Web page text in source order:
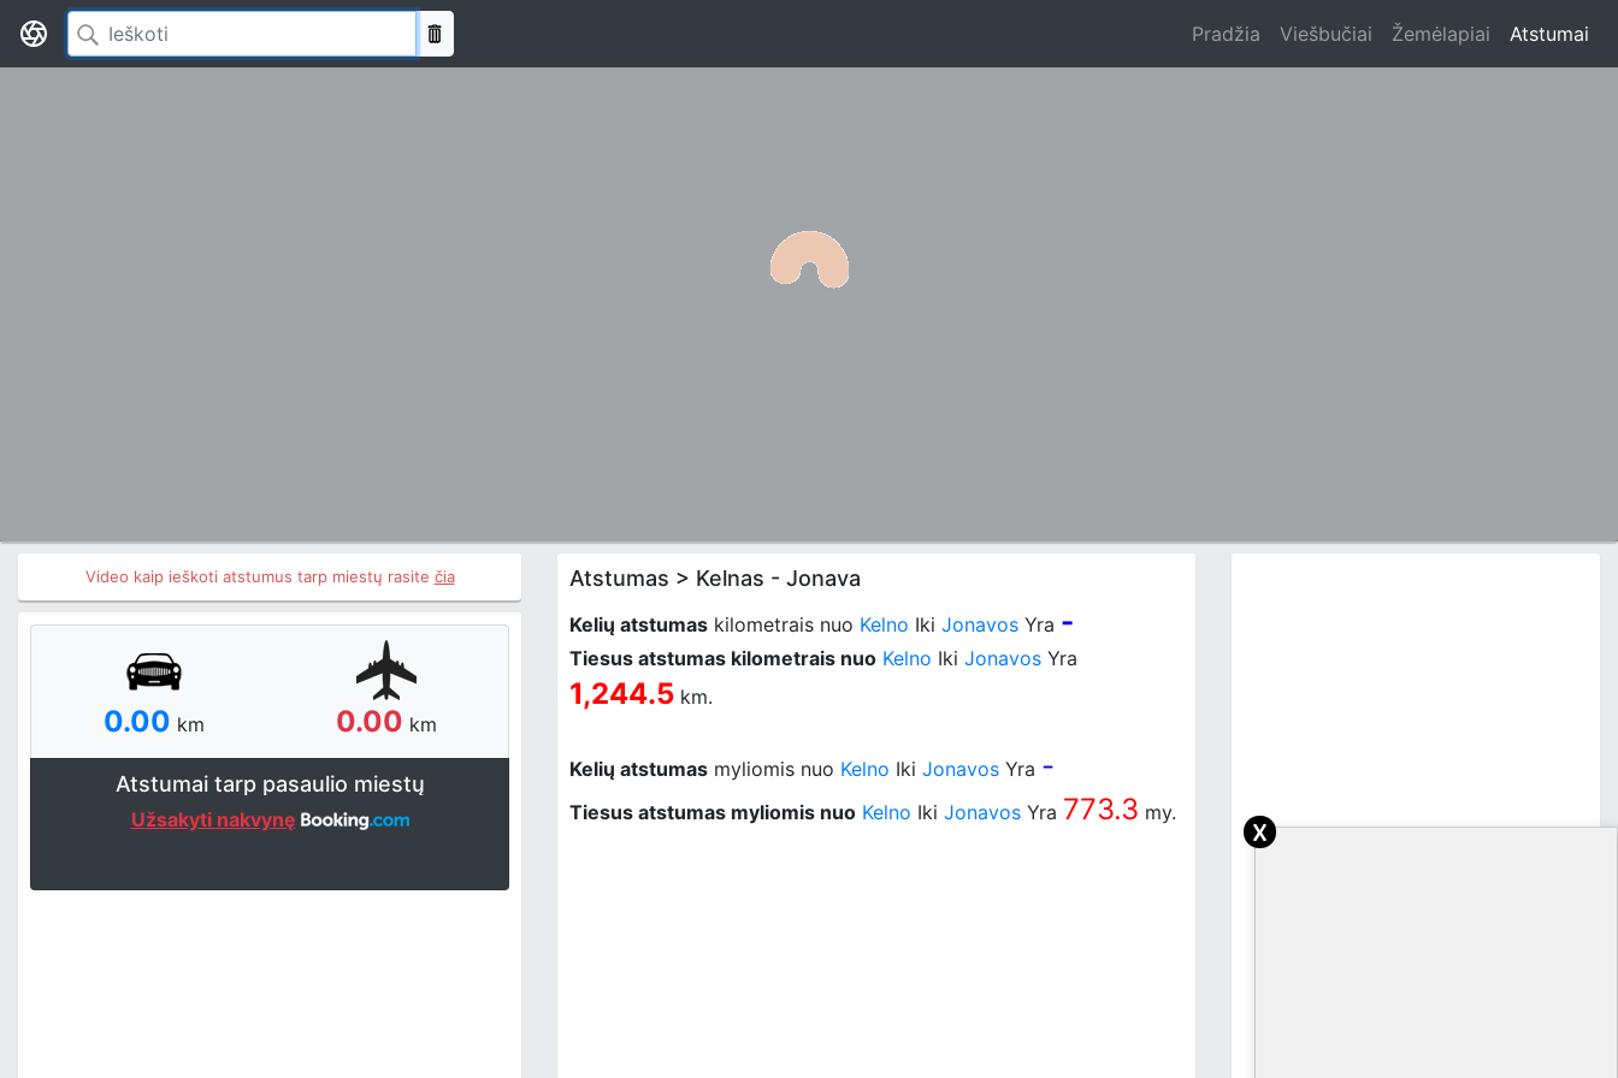
Pradžia Viešbučiai Žemėlapiai Atstumai
Video kaip ieškoti atstumus tarp miestų rasite čia
0.00 km 0.00 km
Atstumai tarp pasaulio miestų
Užsakyti nakvynę
Atstumas > Kelnas - Jonava
Kelių atstumas kilometrais nuo Kelno Iki Jonavos Yra -
Tiesus atstumas kilometrais nuo Kelno Iki Jonavos Yra
1,244.5 km.
Kelių atstumas myliomis nuo Kelno Iki Jonavos Yra -
Tiesus atstumas myliomis nuo Kelno Iki Jonavos Yra 773.3 my. x